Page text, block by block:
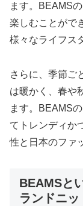
ます。BEAMS
楽しむことがで
様々なライフス
さらに、季節ご
は暖かく、春や
ます。BEAMS
てトレンディか
性と日本のファ
BEAMSと
ランドニッ